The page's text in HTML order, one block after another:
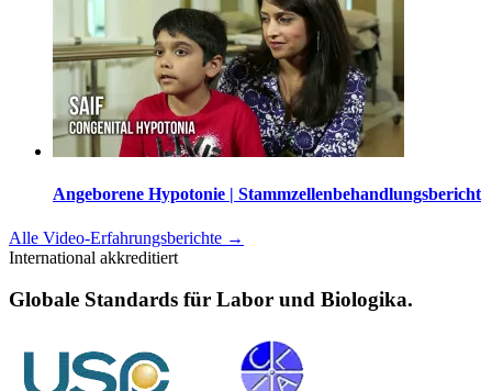
Angeborene Hypotonie | Stammzellenbehandlungsbericht
Alle Video-Erfahrungsberichte →
International akkreditiert
Globale Standards für Labor und Biologika.